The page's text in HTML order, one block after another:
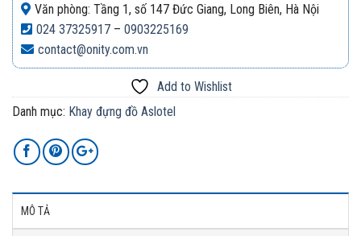
Văn phòng: Tầng 1, số 147 Đức Giang, Long Biên, Hà Nội
024 37325917 – 0903225169
contact@onity.com.vn
Add to Wishlist
Danh mục: Khay đựng đồ Aslotel
MÔ TẢ